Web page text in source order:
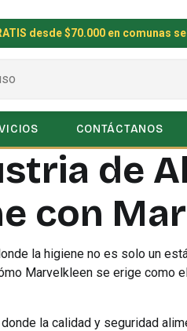
desde $70.000 en comunas
CONTÁCTANOS
de
con
la higiene no es solo un
Marvelkleen se erige como
donde la calidad y seguridad